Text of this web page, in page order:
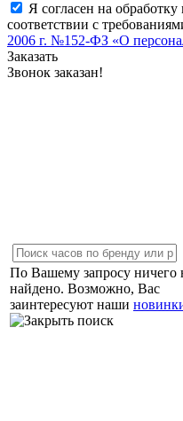
Я согласен на
соответствии с
2006 г. №152-ФЗ «О
Заказать
Звонок заказан!
По Вашему запросу ничего
найдено. Возможно, Вас
заинтересуют наши